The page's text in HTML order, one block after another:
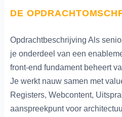
DE
Opdrachtbeschrijving Als
je onderdeel van een
front-end fundament beheert
Je werkt nauw samen met
Registers, Webcontent,
aanspreekpunt voor